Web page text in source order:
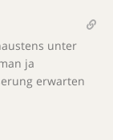
unter
ja
erwarten